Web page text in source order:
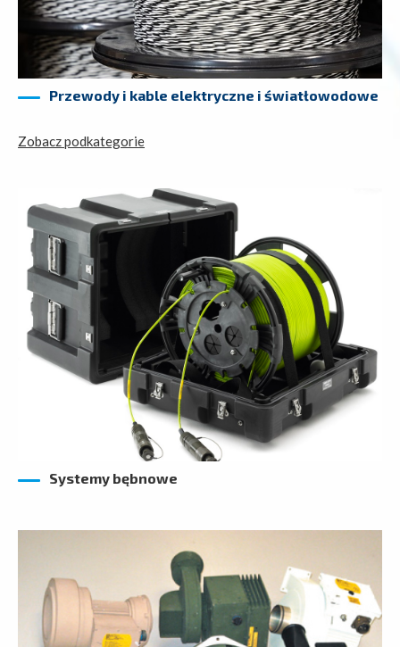
Przewody i kable elektryczne i światłowodowe
Zobacz podkategorie
Systemy bębnowe